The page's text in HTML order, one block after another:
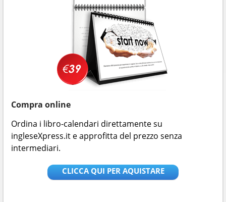
Compra online
Ordina i libro-calendari direttamente su
ingleseXpress.it e approfitta del prezzo senza
intermediari.
CLICCA QUI PER AQUISTARE